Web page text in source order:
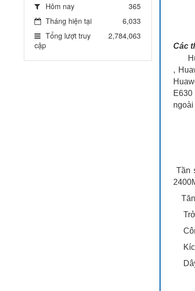
Các
,
ngoài
Tần
Trở
Dây
Hôm nay
365
Tháng hiện tại
6,033
Tổng lượt truy
cập
2,784,063